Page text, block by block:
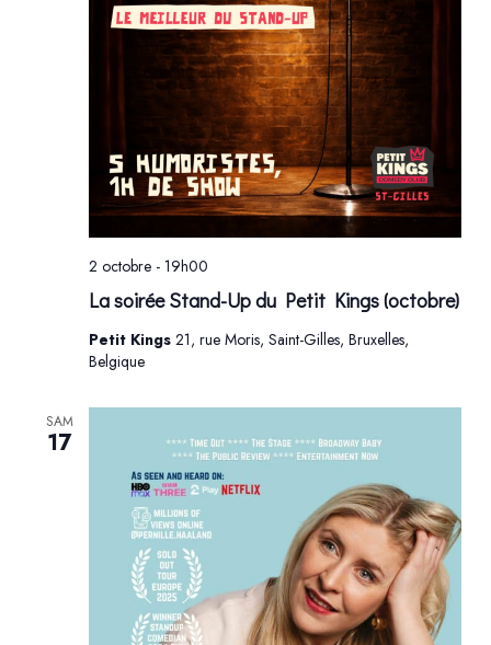
La soirée Stand-Up du Petit Kings (octobre)
2 octobre - 19h00
Petit Kings 21, rue Moris, Saint-Gilles, Bruxelles,
Belgique
SAM
17